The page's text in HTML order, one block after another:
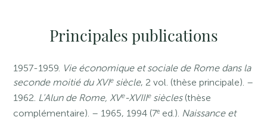
Principales publications
1957-1959. Vie économique et sociale de Rome dans la
seconde moitié du XVIesiècle, 2 vol. (thèse principale). –
1962. L’Alun de Rome, XVe-XVIIIesiècles(thèse
complémentaire). – 1965, 1994 (7e ed.). Naissance et